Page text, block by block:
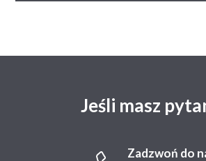
Jeśli masz
Zadzwoń do